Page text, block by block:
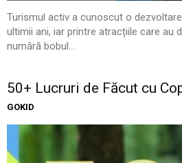
Turismul activ a cunoscut o
ultimii ani, iar printre atracțiile care au
numără bobul...
50+ Lucruri de Făcut cu
GOKID